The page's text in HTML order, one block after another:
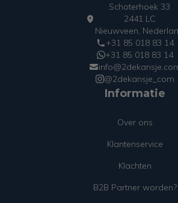
Schoterhoek 33
2441 LC
Nieuwveen,
+31 85 018 83 14
+31 85 018 83 14
@2dekansje_com
Informatie
Over ons
Klantenservice
Klachten
B2B Partner worden?